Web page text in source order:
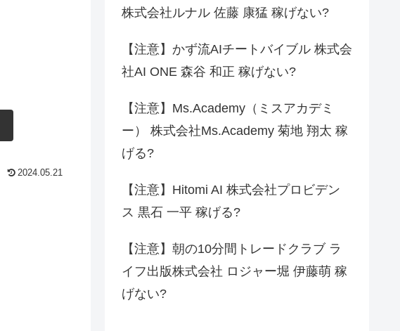
2024.05.21
株式会社ルナル 佐藤 康猛 稼げない?
【注意】かず流AIチートバイブル 株式会
社AI ONE 森谷 和正 稼げない?
【注意】Ms.Academy（ミスアカデミ
ー） 株式会社Ms.Academy 菊地 翔太 稼
げる?
【注意】Hitomi AI 株式会社プロビデン
ス 黒石 一平 稼げる?
【注意】朝の10分間トレードクラブ ラ
イフ出版株式会社 ロジャー堀 伊藤萌 稼
げない?